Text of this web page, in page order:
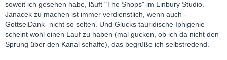
soweit ich gesehen habe, läuft "The Shops" im Linbury Studio.
Janacek zu machen ist immer verdienstlich, wenn auch -
GottseiDank- nicht so selten. Und Glucks tauridische Iphigenie
scheint wohl einen Lauf zu haben (mal gucken, ob ich da nicht den
Sprung über den Kanal schaffe), das begrüße ich selbstredend.